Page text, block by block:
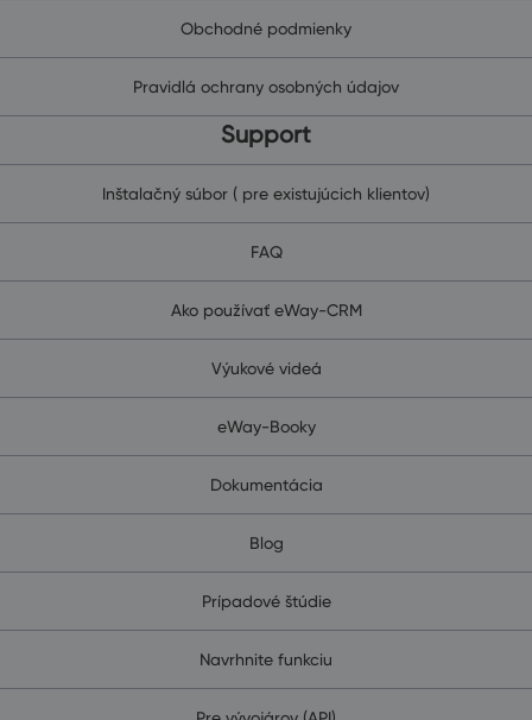
Obchodné podmienky
Pravidlá ochrany osobných údajov
Support
Inštalačný súbor ( pre existujúcich klientov)
FAQ
Ako používať eWay-CRM
Výukové videá
eWay-Booky
Dokumentácia
Blog
Prípadové štúdie
Navrhnite funkciu